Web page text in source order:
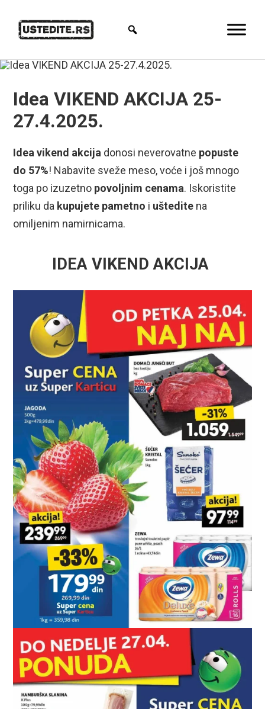
Idea VIKEND AKCIJA 25-
27.4.2025.
Idea vikend akcija donosi neverovatne popuste
do 57%! Nabavite sveže meso, voće i još mnogo
toga po izuzetno povoljnim cenama. Iskoristite
priliku da kupujete pametno i uštedite na
omiljenim namirnicama.
IDEA VIKEND AKCIJA